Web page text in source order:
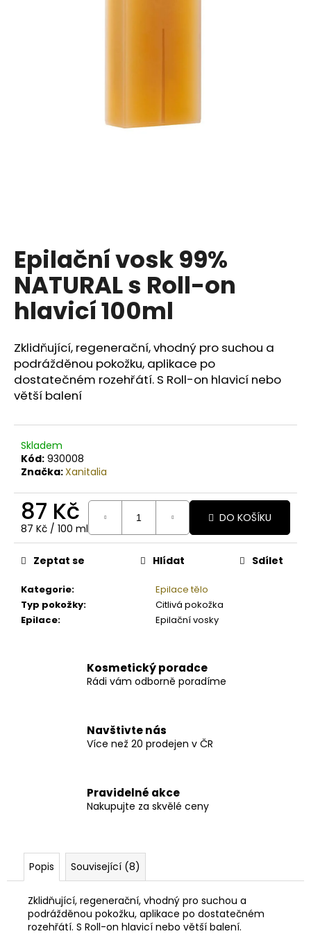
Epilační vosk 99%
NATURAL s Roll-on
hlavicí 100ml
Zklidňující, regenerační, vhodný pro suchou a
podrážděnou pokožku, aplikace po
dostatečném rozehřátí. S Roll-on hlavicí nebo
větší balení
Skladem
Kód: 930008
Značka:Xanitalia
87 Kč
Měrná
cena:
87 Kč / 100 ml
DO KOŠÍKU
Kategorie:
Epilace tělo
Typ pokožky:
Citlivá pokožka
Epilace: Epilační vosky
Zeptat se Hlídat Sdílet
Kosmetický poradce
Rádi vám odborně poradíme
Navštivte nás
Více než 20 prodejen v ČR
Pravidelné akce
Nakupujte za skvělé ceny
Popis Související (8)
Zklidňující, regenerační, vhodný pro suchou a
podrážděnou pokožku, aplikace po dostatečném
rozehřátí. S Roll-on hlavicí nebo větší balení.
p
o
r
u
č
j
e
m
e
BODY
BY
SIMONA
BIO
JASMINE
ORGANICKÉ
RUČNĚ
VYRÁBĚNÉ
BAMBUCKÉ
MÁSLO
PRO
OSLNIVÝ
250ML
990
Kč